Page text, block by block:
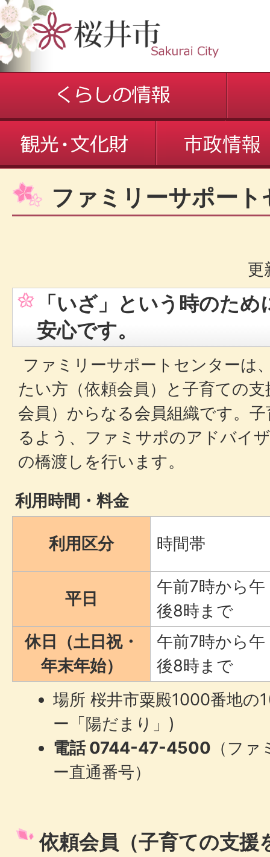
ファミリーサポート
更
「いざ」という時のた
安心です。
ファミリーサポートセンターは
たい方（依頼会員）と子育ての
会員）からなる会員組織です。
るよう、ファミサポのアドバイ
の橋渡しを行います。
利用時間・料金
利用区分 時間帯
平日
午前7時から午
後8時まで
休日（土日祝・
年末年始）
午前7時から午
後8時まで
場所 桜井市粟殿1000番地の
ー「陽だまり」)
電話 0744-47-4500 （フ
ー直通番号）
依頼会員（子育ての支援